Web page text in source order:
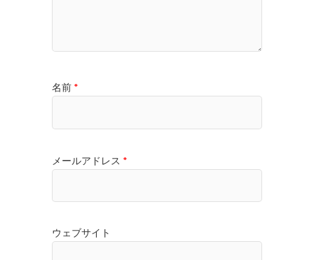
名前 *
メールアドレス *
ウェブサイト